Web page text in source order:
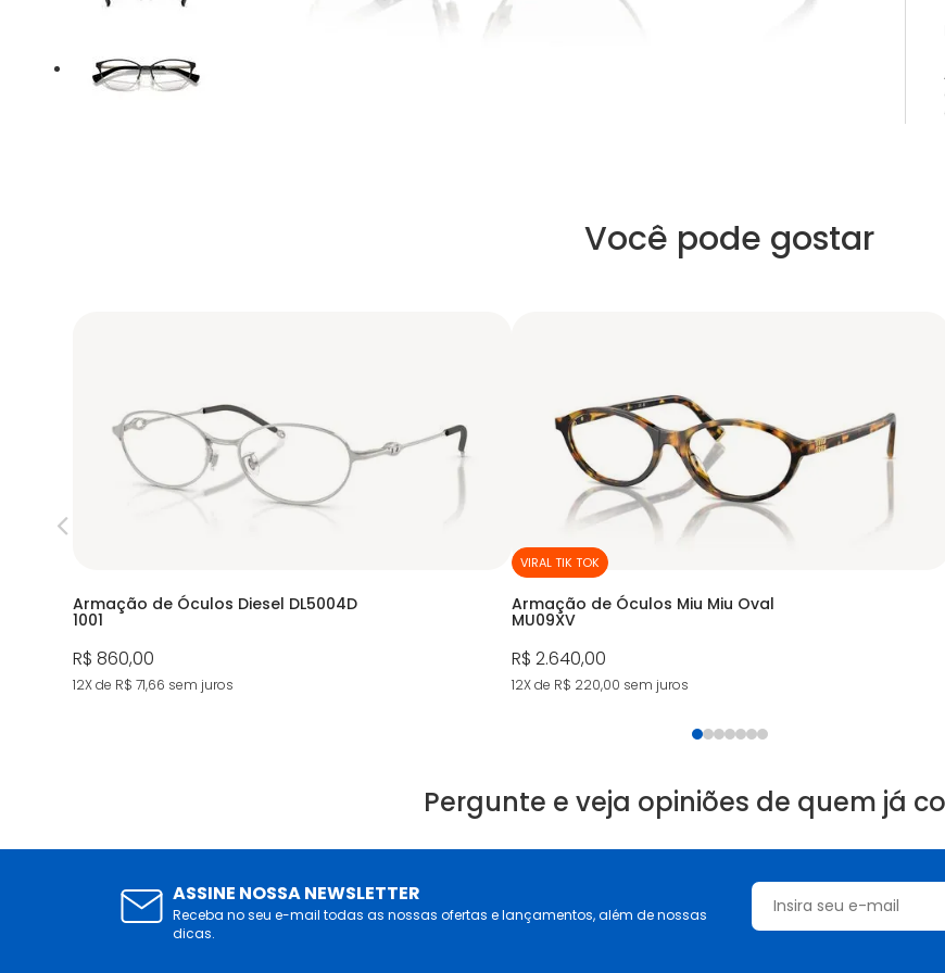
Você pode gostar
Armação de Óculos Diesel DL5004D
1001
R$ 860,00
12X de R$ 71,66 sem juros
VIRAL TIK TOK
Armação de Óculos Miu Miu Oval
MU09XV
R$ 2.640,00
12X de R$ 220,00 sem juros
Pergunte e veja opiniões de quem já
ASSINE NOSSA NEWSLETTER
Receba no seu e-mail todas as nossas ofertas e lançamentos, além de nossas
dicas.